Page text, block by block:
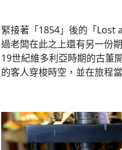
緊接著「1854」後的「Lost
過老闆在此之上還有另一份
19世紀維多利亞時期的古董
的客人穿梭時空，並在旅程